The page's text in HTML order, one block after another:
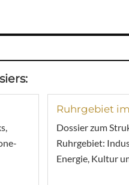
Ruhrgebiet
Dossier zum
Ruhrgebiet:
Energie, Kultur